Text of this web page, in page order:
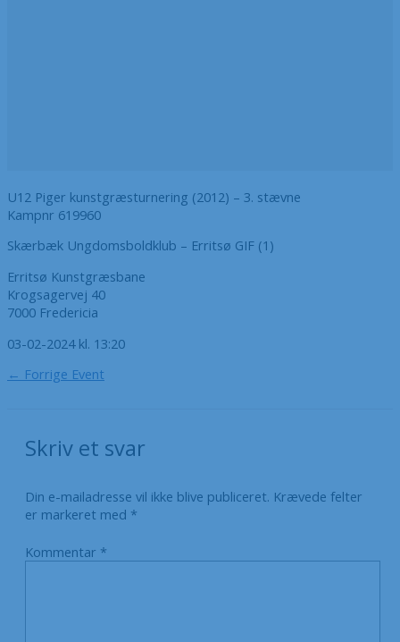
U12 Piger kunstgræsturnering (2012) – 3. stævne
Kampnr 619960
Skærbæk Ungdomsboldklub – Erritsø GIF (1)
Erritsø Kunstgræsbane
Krogsagervej 40
7000 Fredericia
03-02-2024 kl. 13:20
← Forrige Event
Skriv et svar
Din e-mailadresse vil ikke blive publiceret. Krævede felter
er markeret med *
Kommentar *